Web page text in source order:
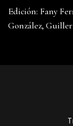
Edición: Fany
González,